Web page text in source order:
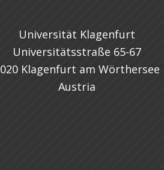
Universität Klagenfurt
Universitätsstraße 65-67
Klagenfurt am Wörthersee
Austria